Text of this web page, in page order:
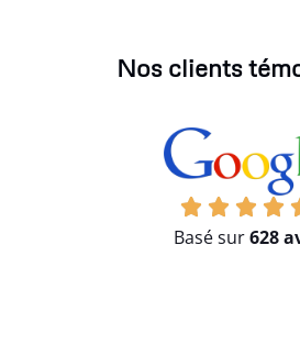
Nos clients
Basé sur628